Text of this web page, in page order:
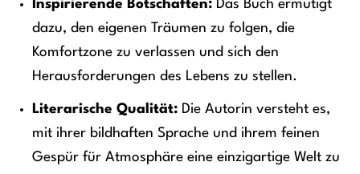
Inspirierende Botschaften:Das Buch ermutigt
dazu, den eigenen Träumen zu folgen, die
Komfortzone zu verlassen und sich den
Herausforderungen des Lebens zu stellen.
Literarische Qualität:Die Autorin versteht es,
mit ihrer bildhaften Sprache und ihrem feinen
Gespür für Atmosphäre eine einzigartige Welt zu